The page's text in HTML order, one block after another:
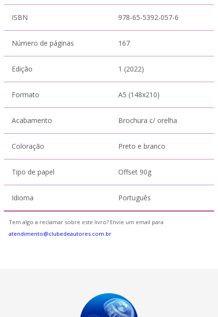
ISBN 978-65-5392-057-6
Número de páginas 167
Edição 1 (2022)
Formato A5 (148x210)
Acabamento Brochura c/ orelha
Coloração Preto e branco
Tipo de papel Offset 90g
Idioma Português
Tem algo a reclamar sobre este livro? Envie um email para
atendimento@clubedeautores.com.br